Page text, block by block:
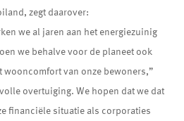
zegt daarover:
we al jaren aan het energiezuinig
we behalve voor de planeet ook
van onze bewoners,”
overtuiging. We hopen dat we dat
financiële situatie als corporaties